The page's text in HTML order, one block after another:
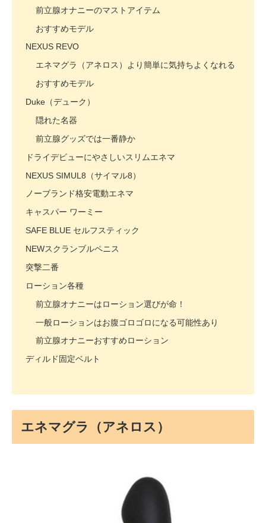
前立腺オナニーのマストアイテム
おすすめモデル
NEXUS REVO
エネマグラ（アネロス）より簡単に気持ちよくなれる
おすすめモデル
Duke（デューク）
隠れた名器
前立腺グッズでは一番静か
ドライデビューにやさしいスリムエネマ
NEXUS SIMUL8（サイマル8）
ノーブランド格安電動エネマ
キャスパー ワーミー
SAFE BLUE セルフスティック
NEWスクランブルペニス
突撃二番
ローション各種
前立腺オナニーはローション選びが命！
一般ローションはお腹ゴロゴロになる可能性あり
前立腺オナニーおすすめローション
ディルド固定ベルト
エネマグラ（アネロス）